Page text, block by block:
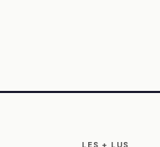
LES + LUS